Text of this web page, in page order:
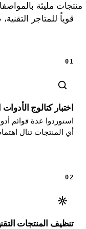
منتجات مليئة
قوياً للمتاجر
01
اختبار كتالوج الأدوات
استوردوا عدة قوائم
أي المنتجات تنال
02
تنظيف المنتجات